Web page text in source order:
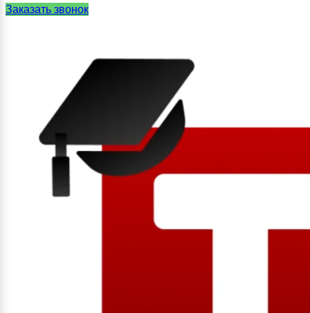
Заказать звонок